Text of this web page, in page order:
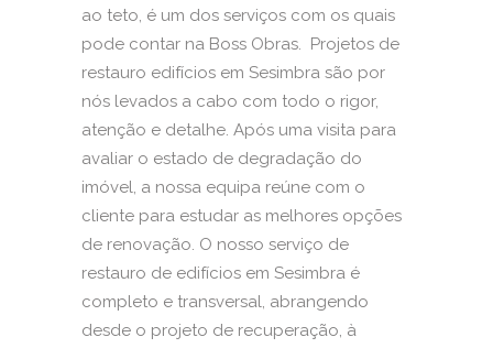
ao teto, é um dos serviços com os quais
pode contar na Boss Obras. Projetos de
restauro edifícios em Sesimbra são por
nós levados a cabo com todo o rigor,
atenção e detalhe. Após uma visita para
avaliar o estado de degradação do
imóvel, a nossa equipa reúne com o
cliente para estudar as melhores opções
de renovação. O nosso serviço de
restauro de edifícios em Sesimbra é
completo e transversal, abrangendo
desde o projeto de recuperação, à